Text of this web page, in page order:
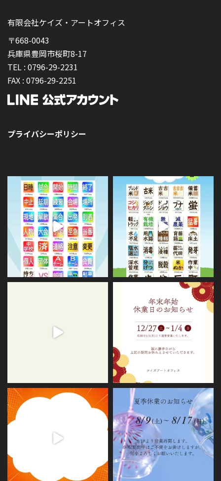
有限会社ケイズ・アートオフィス
〒668-0043
兵庫県豊岡市桜町8-17
TEL : 0796-29-2231
FAX : 0796-29-2251
プライバシーポリシー